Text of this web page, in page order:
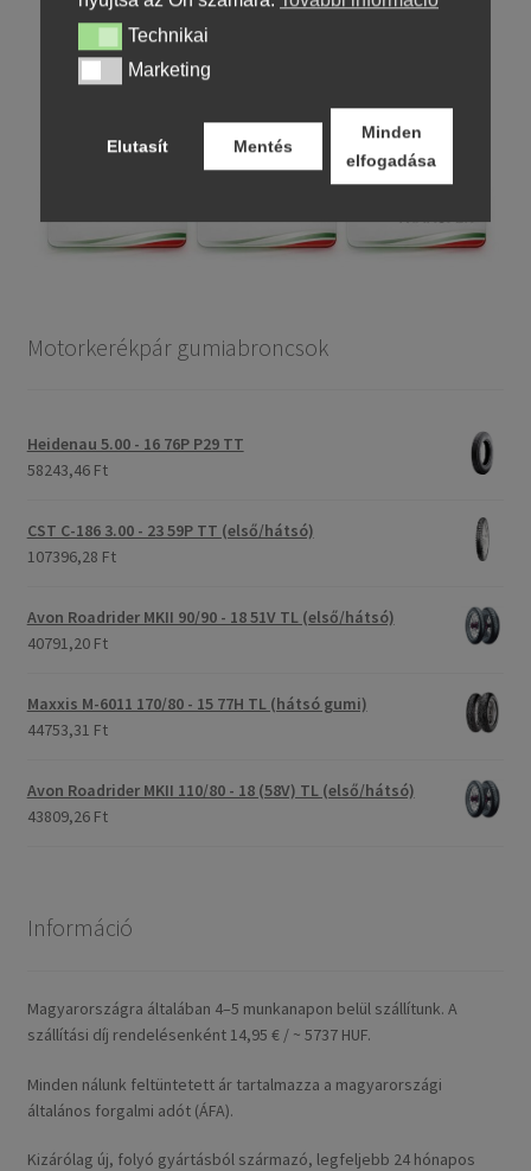
Motorkerékpár gumiabroncsok
Heidenau 5.00 - 16 76P P29 TT
58243,46 Ft
CST C-186 3.00 - 23 59P TT (első/hátsó)
107396,28 Ft
Avon Roadrider MKII 90/90 - 18 51V TL (első/hátsó)
40791,20 Ft
Maxxis M-6011 170/80 - 15 77H TL (hátsó gumi)
44753,31 Ft
Avon Roadrider MKII 110/80 - 18 (58V) TL (első/hátsó)
43809,26 Ft
Információ
Magyarországra általában 4–5 munkanapon belül szállítunk. A
szállítási díj rendelésenként 14,95 € / ~ 5737 HUF.
Minden nálunk feltüntetett ár tartalmazza a magyarországi
általános forgalmi adót (ÁFA).
Kizárólag új, folyó gyártásból származó, legfeljebb 24 hónapos
TechnikaiTechnikai
MarketingMarketing
Elutasít Mentés
Minden
elfogadása